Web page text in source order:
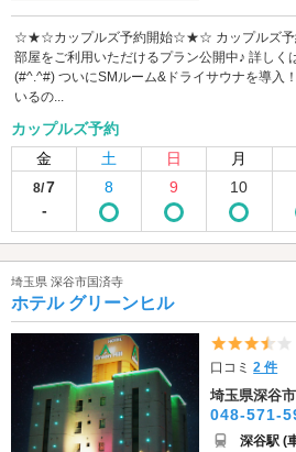
☆★☆カップルズ予約開始☆★☆ カップルズ予
部屋をご利用いただけるプラン公開中♪ 詳しく
(#^.^#) ついにSMルーム&ドライサウナを導入
いるの...
カップルズ予約
金
土 日 月
8/7
-
8 9 10
埼玉県 深谷市国済寺
ホテル グリーンヒル
口コミ2 件
埼玉県深谷
048-571-
深谷駅 (